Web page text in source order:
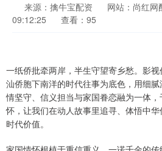
来源：擒牛宝配资 网站：尚红网
09:12:25
查看：95
一纸侨批牵两岸，半生守望寄乡愁。影
汕侨胞下南洋的时代往事为底色，用细
情坚守、信义担当与家国眷恋融为一体
怀，让我们在动人故事里追寻、体悟中
时代价值。